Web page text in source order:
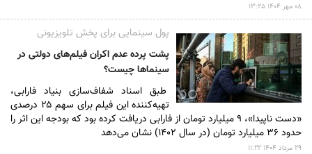
۰۸ مهر ۱۴۰۴ ۱۳:۲۵
پول سینمایی برای پخش تلویزیونی
پشت پرده عدم اکران فیلم‌های دولتی در
سینما‌ها چیست؟
طبق اسناد شفاف‌سازی بنیاد فارابی،
تهیه‌کننده این فیلم برای سهم ۲۵ درصدی
«دست ناپیدا»، ۹ میلیارد تومان از فارابی دریافت کرده بود که بودجه این اثر را
حدود ۳۶ میلیارد تومان (در سال ۱۴۰۲) نشان می‌دهد
۲۹ مرداد ۱۴۰۴ ۱۱:۲۲